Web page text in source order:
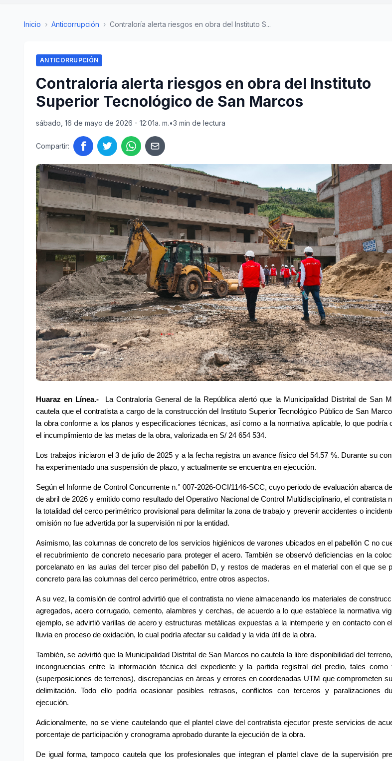
Inicio › Anticorrupción › Contraloría alerta riesgos en obra del Instituto S...
ANTICORRUPCIÓN
Contraloría alerta riesgos en obra del Instituto
Superior Tecnológico de San Marcos
sábado, 16 de mayo de 2026 - 12:01a. m.•3 min de lectura
Compartir:
Huaraz en Línea.-
La Contraloría General de la República alertó que la Municipalidad Distrital de San
cautela que el contratista a cargo de la construcción del Instituto Superior Tecnológico Público de San
la obra conforme a los planos y especificaciones técnicas, así como a la normativa aplicable, lo que podría
el incumplimiento de las metas de la obra, valorizada en S/ 24 654 534.
Los trabajos iniciaron el 3 de julio de 2025 y a la fecha registra un avance físico del 54.57 %. Durante su
ha experimentado una suspensión de plazo, y actualmente se encuentra en ejecución.
Según el Informe de Control Concurrente n.° 007-2026-OCI/1146-SCC, cuyo periodo de evaluación abarca
de abril de 2026 y emitido como resultado del Operativo Nacional de Control Multidisciplinario, el contratista
la totalidad del cerco perimétrico provisional para delimitar la zona de trabajo y prevenir accidentes o
omisión no fue advertida por la supervisión ni por la entidad.
Asimismo, las columnas de concreto de los servicios higiénicos de varones ubicados en el pabellón C no
el recubrimiento de concreto necesario para proteger el acero. También se observó deficiencias en la
porcelanato en las aulas del tercer piso del pabellón D, y restos de maderas en el material con el que se
concreto para las columnas del cerco perimétrico, entre otros aspectos.
A su vez, la comisión de control advirtió que el contratista no viene almacenando los materiales de
agregados, acero corrugado, cemento, alambres y cerchas, de acuerdo a lo que establece la normativa
ejemplo, se advirtió varillas de acero y estructuras metálicas expuestas a la intemperie y en contacto con
lluvia en proceso de oxidación, lo cual podría afectar su calidad y la vida útil de la obra.
También, se advirtió que la Municipalidad Distrital de San Marcos no cautela la libre disponibilidad del
incongruencias entre la información técnica del expediente y la partida registral del predio, tales como
(superposiciones de terrenos), discrepancias en áreas y errores en coordenadas UTM que comprometen
delimitación. Todo ello podría ocasionar posibles retrasos, conflictos con terceros y paralizaciones
ejecución.
Adicionalmente, no se viene cautelando que el plantel clave del contratista ejecutor preste servicios de
porcentaje de participación y cronograma aprobado durante la ejecución de la obra.
De igual forma, tampoco cautela que los profesionales que integran el plantel clave de la supervisión